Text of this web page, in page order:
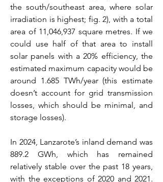
the south/southeast area, where solar
irradiation is highest; fig. 2), with a total
area of 11,046,937 square metres. If we
could use half of that area to install
solar panels with a 20% efficiency, the
estimated maximum capacity would be
around 1.685 TWh/year (this estimate
doesn’t account for grid transmission
losses, which should be minimal, and
storage losses).
In 2024, Lanzarote’s inland demand was
889.2 GWh, which has remained
relatively stable over the past 18 years,
with the exceptions of 2020 and 2021.